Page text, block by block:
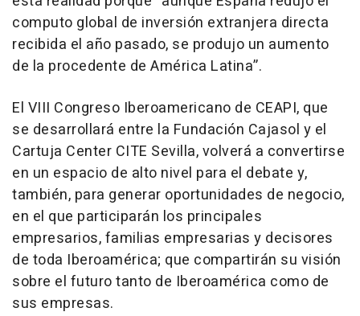
computo global de inversión extranjera directa
recibida el año pasado, se produjo un aumento
de la procedente de América Latina”.
El VIII Congreso Iberoamericano de CEAPI, que
se desarrollará entre la Fundación Cajasol y el
Cartuja Center CITE Sevilla, volverá a convertirse
en un espacio de alto nivel para el debate y,
también, para generar oportunidades de negocio,
en el que participarán los principales
empresarios, familias empresarias y decisores
de toda Iberoamérica; que compartirán su visión
sobre el futuro tanto de Iberoamérica como de
sus empresas.